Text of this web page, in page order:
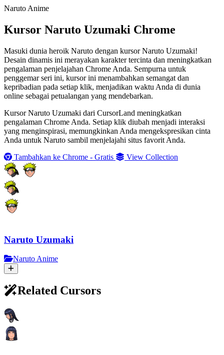
Naruto Anime
Kursor Naruto Uzumaki Chrome
Masuki dunia heroik Naruto dengan kursor Naruto Uzumaki!
Desain dinamis ini merayakan karakter tercinta dan meningkatkan
pengalaman penjelajahan Chrome Anda. Sempurna untuk
penggemar seri ini, kursor ini menambahkan semangat dan
kepribadian pada setiap klik, menjadikan waktu Anda di dunia
online sebagai petualangan yang mendebarkan.
Kursor Naruto Uzumaki dari CursorLand meningkatkan
pengalaman Chrome Anda. Setiap klik diubah menjadi interaksi
yang menginspirasi, memungkinkan Anda mengekspresikan cinta
Anda untuk Naruto sambil menjelajahi situs favorit Anda.
Tambahkan ke Chrome - Gratis
View Collection
Naruto Uzumaki
Naruto Anime
Related Cursors